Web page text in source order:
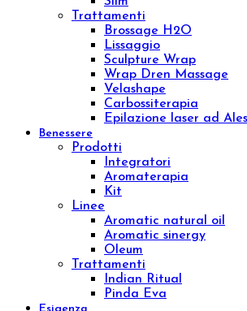
Purifing Treatment
Sensitive Treatment
Venere o Afrodite?
Whitening Treatment
Filler Radiesse
Prodotti
Creme corpo
Esfolianti corpo
Oli corpo
Fanghi
Bendaggi e Trattamenti
Kit corpo
Linee
Push-up
Remodeling
Sculpture
Osmo
Aromatic natural oil
Aromatic sinergy